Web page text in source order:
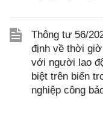
Thông tư 56/
định về thời
với người lao
biệt trên biển
nghiệp công